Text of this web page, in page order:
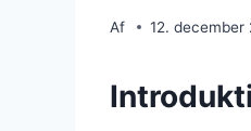
Af 12. december